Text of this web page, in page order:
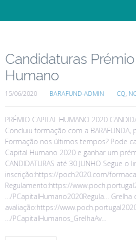
Candidaturas
Humano
15/06/2020 BARAFUND-ADMIN CQ,
PRÉMIO CAPITAL HUMANO 2020
Concluiu formação com a BARAFUNDA,
Formação nos últimos tempos? Pode
Capital Humano 2020 e ganhar um
CANDIDATURAS até 30 JUNHO Segue o
inscrição:https://poch2020.com/
Regulamento:https://
…/PCapitalHumano2020Regula… Grelha
avaliação:https://
…/PCapitalHumanos_GrelhaAv…